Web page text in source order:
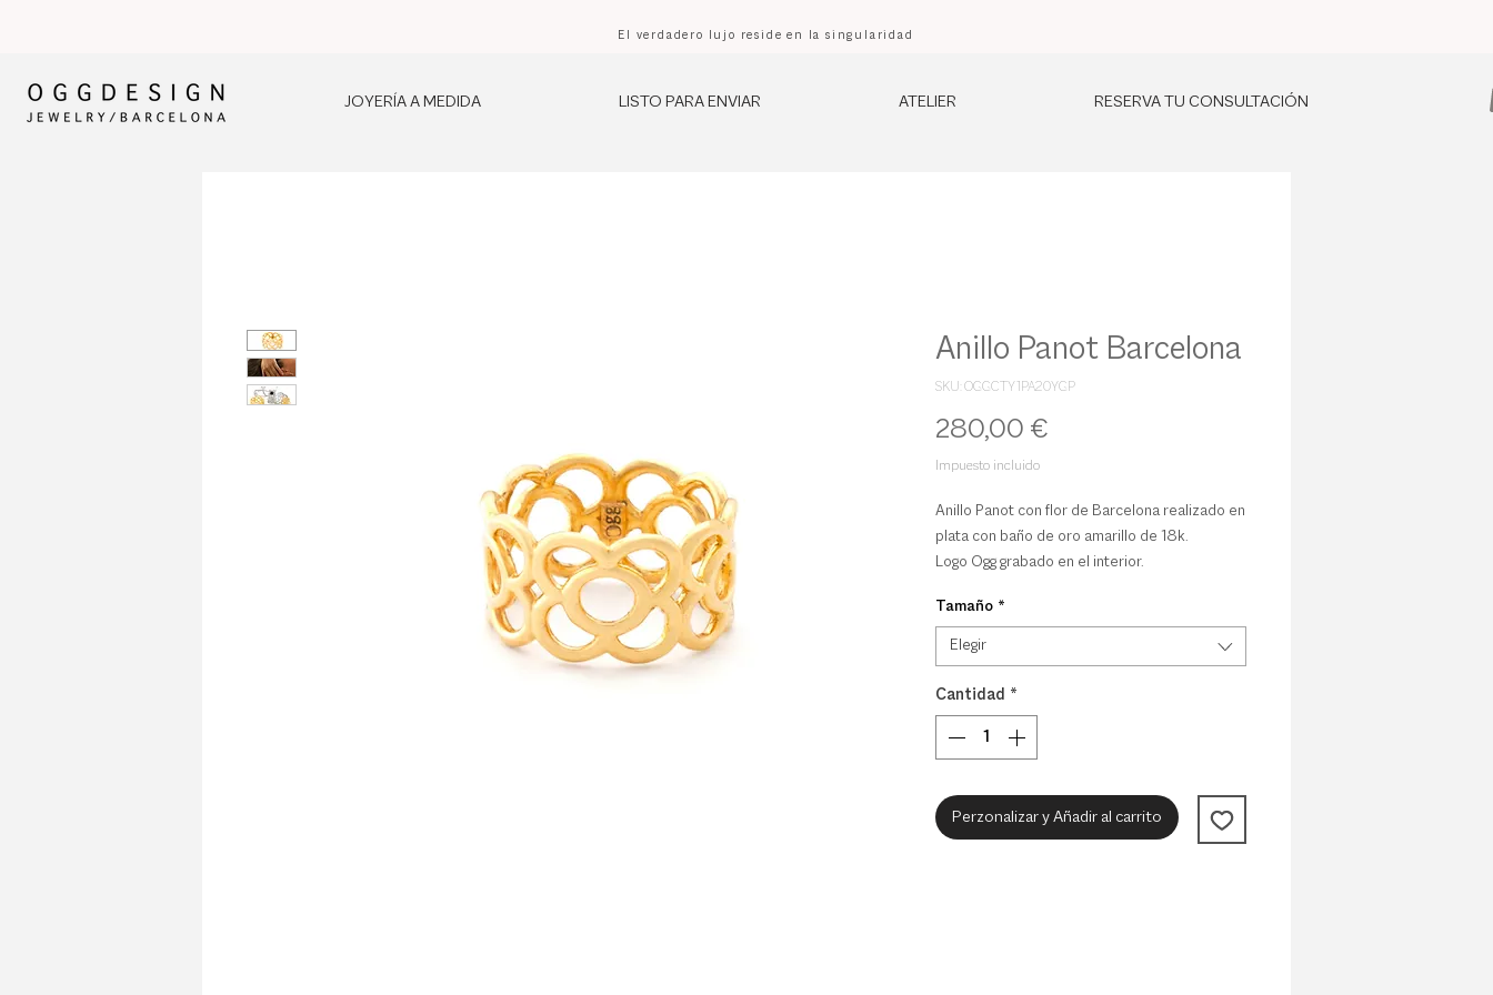
El verdadero lujo reside en la singularidad
JOYERÍA A MEDIDA LISTO PARA ENVIAR ATELIER RESERVA TU CONSULTACIÓN
Anillo Panot Barcelona
SKU: OGGCTY1PA20YGP
280,00 €
Impuesto incluido
Anillo Panot con flor de Barcelona realizado en
plata con baño de oro amarillo de 18k.
Logo Ogg grabado en el interior.
este anillo es
tiempo de fabricación de 4-6 semanas, más
los días de envío habituales.
Tamaño *
Elegir
Cantidad *
Perzonalizar y Añadir al carrito